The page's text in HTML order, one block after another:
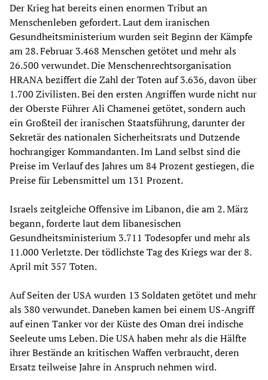
Der Krieg hat bereits einen enormen Tribut an
Menschenleben gefordert. Laut dem iranischen
Gesundheitsministerium wurden seit Beginn der Kämpfe
am 28. Februar 3.468 Menschen getötet und mehr als
26.500 verwundet. Die Menschenrechtsorganisation
HRANA beziffert die Zahl der Toten auf 3.636, davon über
1.700 Zivilisten. Bei den ersten Angriffen wurde nicht nur
der Oberste Führer Ali Chamenei getötet, sondern auch
ein Großteil der iranischen Staatsführung, darunter der
Sekretär des nationalen Sicherheitsrats und Dutzende
hochrangiger Kommandanten. Im Land selbst sind die
Preise im Verlauf des Jahres um 84 Prozent gestiegen, die
Preise für Lebensmittel um 131 Prozent.
Israels zeitgleiche Offensive im Libanon, die am 2. März
begann, forderte laut dem libanesischen
Gesundheitsministerium 3.711 Todesopfer und mehr als
11.000 Verletzte. Der tödlichste Tag des Kriegs war der 8.
April mit 357 Toten.
Auf Seiten der USA wurden 13 Soldaten getötet und mehr
als 380 verwundet. Daneben kamen bei einem US-Angriff
auf einen Tanker vor der Küste des Oman drei indische
Seeleute ums Leben. Die USA haben mehr als die Hälfte
ihrer Bestände an kritischen Waffen verbraucht, deren
Ersatz teilweise Jahre in Anspruch nehmen wird.